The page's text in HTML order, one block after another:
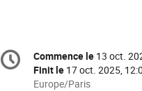
Information
de
Date/Heure
Commence le 13 oct.
Finit le 17 oct. 2025,
Toutes
Europe/Paris